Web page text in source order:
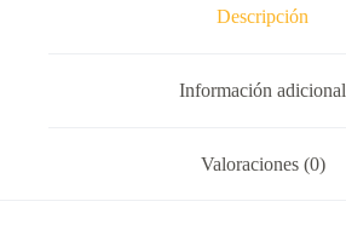
Descripción
Información adicional
Valoraciones (0)